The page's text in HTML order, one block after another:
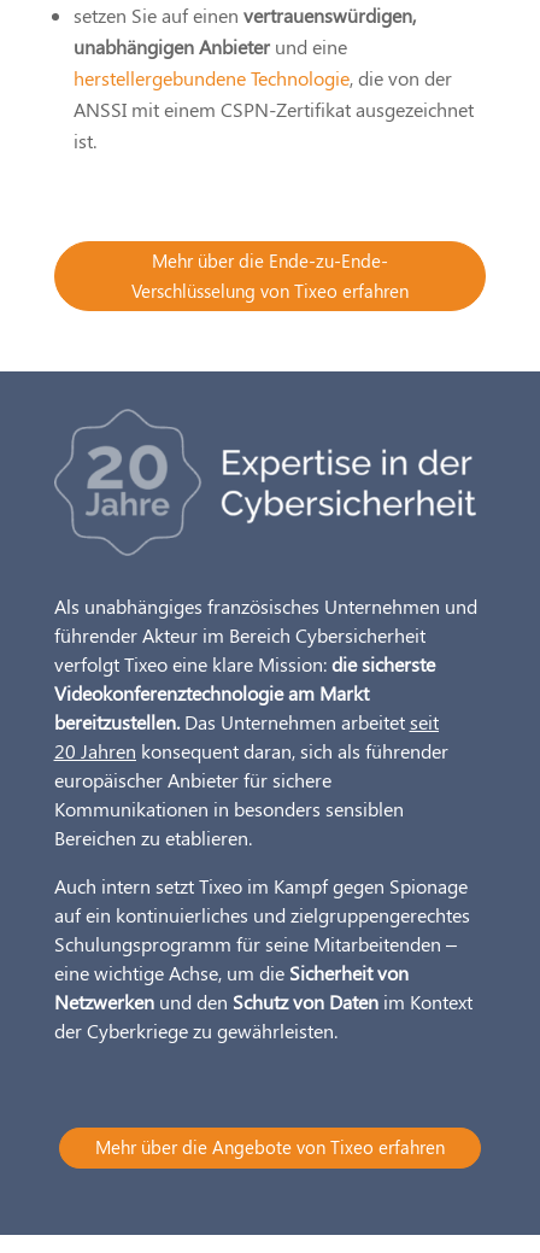
setzen Sie auf einen vertrauenswürdigen,
unabhängigen Anbieterund eine
herstellergebundene Technologie, die von der
ANSSI mit einem CSPN-Zertifikat ausgezeichnet
ist.
Mehr über die Ende-zu-Ende-
Verschlüsselung von Tixeo erfahren
Als unabhängiges französisches Unternehmen und
führender Akteur im Bereich Cybersicherheit
verfolgt Tixeo eine klare Mission:die sicherste
Videokonferenztechnologie am Markt
bereitzustellen.Das Unternehmen arbeitetseit
20 Jahren konsequent daran, sich als führender
europäischer Anbieter für sichere
Kommunikationen in besonders sensiblen
Bereichen zu etablieren.
Auch intern setzt Tixeo im Kampf gegen Spionage
auf ein kontinuierliches und zielgruppengerechtes
Schulungsprogramm für seine Mitarbeitenden –
eine wichtige Achse, um die Sicherheit von
Netzwerkenund den Schutz von Datenim Kontext
der Cyberkriege zu gewährleisten.
Mehr über die Angebote von Tixeo erfahren